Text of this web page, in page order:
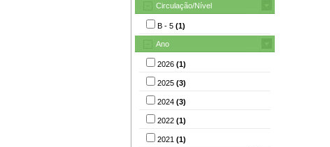
Circulação/Nível
B - 5 (1)
Ano
2026 (1)
2025 (3)
2024 (3)
2022 (1)
2021 (1)